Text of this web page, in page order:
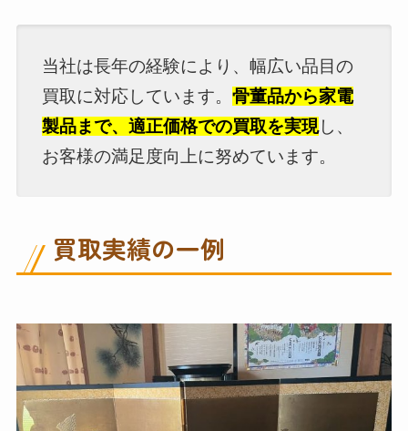
当社は長年の経験により、幅広い品目の
買取に対応しています。骨董品から家電
製品まで、適正価格での買取を実現し、
お客様の満足度向上に努めています。
買取実績の一例